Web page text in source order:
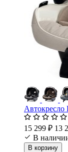
Автокресло
15 299 ₽ 13
В
В корзину